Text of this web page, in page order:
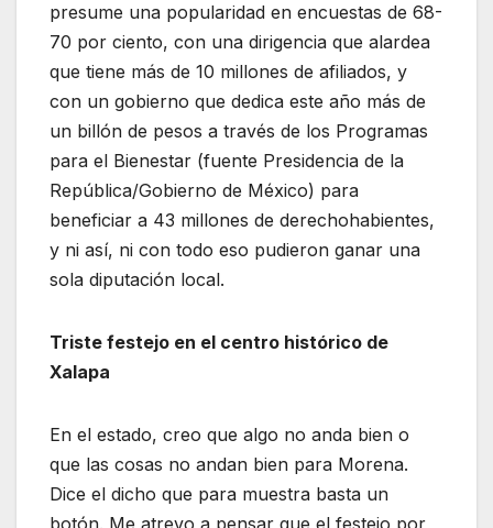
presume una popularidad en encuestas de 68-
70 por ciento, con una dirigencia que alardea
que tiene más de 10 millones de afiliados, y
con un gobierno que dedica este año más de
un billón de pesos a través de los Programas
para el Bienestar (fuente Presidencia de la
República/Gobierno de México) para
beneficiar a 43 millones de derechohabientes,
y ni así, ni con todo eso pudieron ganar una
sola diputación local.
Triste festejo en el centro histórico de
Xalapa
En el estado, creo que algo no anda bien o
que las cosas no andan bien para Morena.
Dice el dicho que para muestra basta un